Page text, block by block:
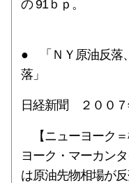
の 91ｂｐ。
● 「ＮＹ原油反落
落」
日経新聞 ２００７
【ニューヨーク
ヨーク・マーカン
は原油先物相場が